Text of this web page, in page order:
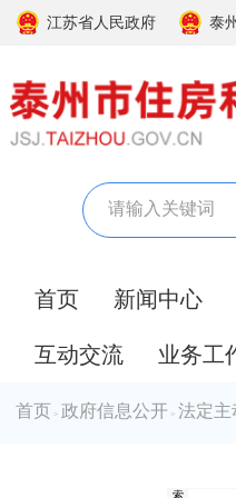
江苏省人民政府 泰
首页 新闻中心
互动交流 业务工
首页 > 政府信息公开 > 法定主
索